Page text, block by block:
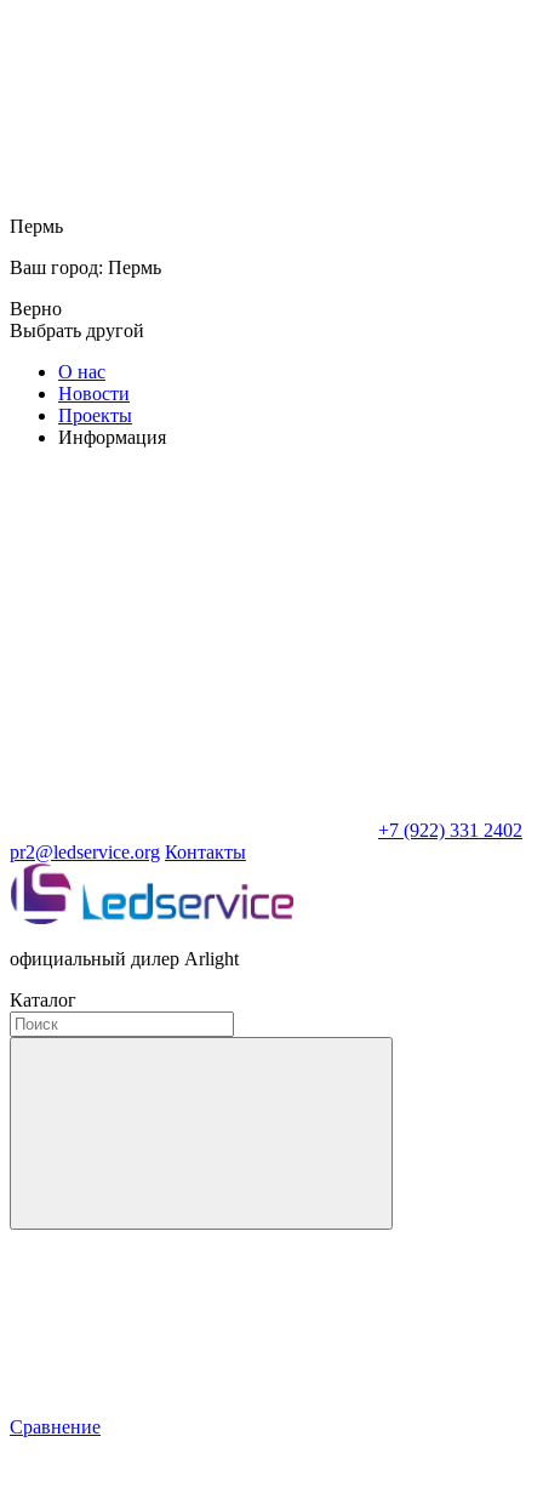
Пермь
Ваш город: Пермь
Верно
Выбрать другой
О нас
Новости
Проекты
Информация
+7 (922) 331 2402
pr2@ledservice.org Контакты
официальный дилер Arlight
Каталог
Сравнение